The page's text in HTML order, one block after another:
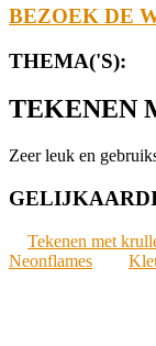
BEZOEK DE
THEMA('S):
TEKENEN
Zeer leuk en
Tekenen met
Neonflames